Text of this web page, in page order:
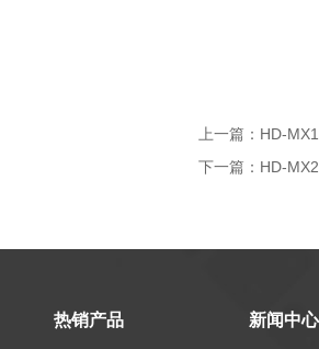
上一篇： HD-
下一篇： HD-
热销产品 新闻中心